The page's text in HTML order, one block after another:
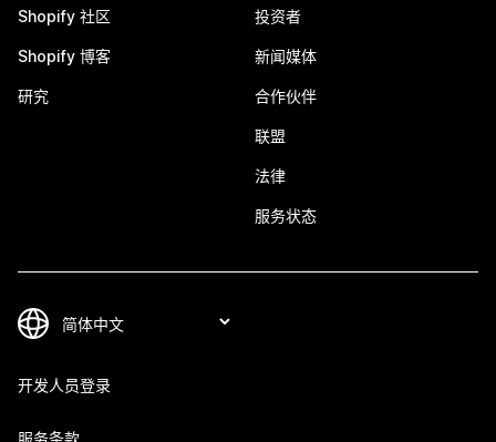
Shopify 社区
Shopify 博客
研究
投资者
新闻媒体
合作伙伴
联盟
法律
服务状态
开发人员登录